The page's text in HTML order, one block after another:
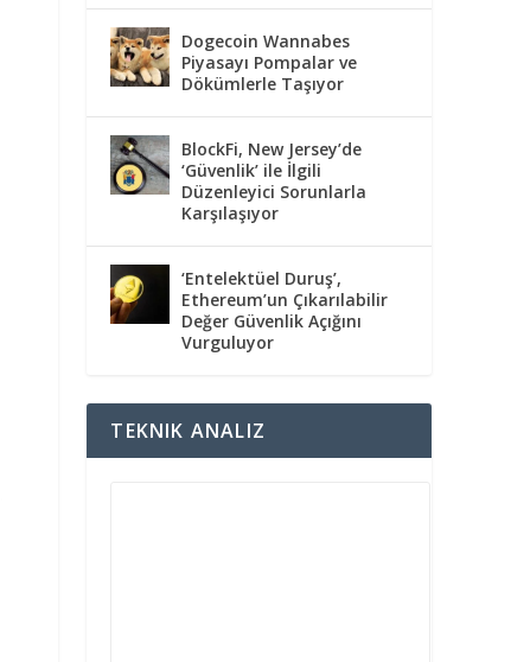
Dogecoin Wannabes
Piyasayı Pompalar ve
Dökümlerle Taşıyor
BlockFi, New Jersey’de
‘Güvenlik’ ile İlgili
Düzenleyici Sorunlarla
Karşılaşıyor
‘Entelektüel Duruş’,
Ethereum’un Çıkarılabilir
Değer Güvenlik Açığını
Vurguluyor
TEKNIK ANALIZ